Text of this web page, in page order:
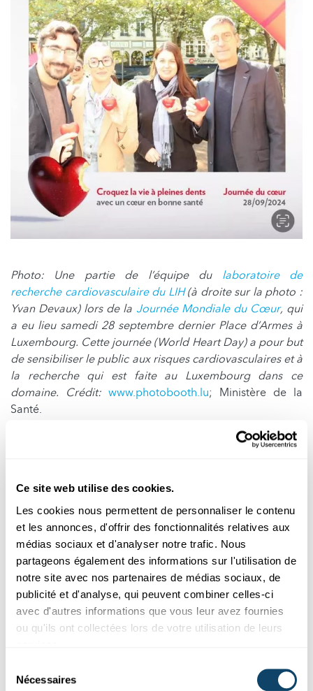
Ce site web utilise des cookies.
Les cookies nous permettent de personnaliser le contenu
et les annonces, d'offrir des fonctionnalités relatives aux
médias sociaux et d'analyser notre trafic. Nous
partageons également des informations sur l'utilisation de
notre site avec nos partenaires de médias sociaux, de
publicité et d'analyse, qui peuvent combiner celles-ci
avec d'autres informations que vous leur avez fournies
ou qu'ils ont collectées lors de votre utilisation de leurs
Nécessaires
Photo: Une partie de l’équipe du laboratoire de
recherche cardiovasculaire du LIH(à droite sur la photo :
Yvan Devaux) lors de la Journée Mondiale du Cœur, qui
a eu lieu samedi 28 septembre dernier Place d’Armes à
Luxembourg. Cette journée (World Heart Day) a pour but
de sensibiliser le public aux risques cardiovasculaires et à
la recherche qui est faite au Luxembourg dans ce
domaine. Crédit: www.photobooth.lu; Ministère de la
Santé.
En quoi votre recherche participe-
micro-ARN ?
Yvan Devaux :
« Le LIH s’intéresse de très près à la
recherche sur les maladies inflammatoires et
neurodégénératives comme la maladie de Parkinson. Le
but est d’identifier les micro-ARN impliqués. Je suis
justement en pleine préparation d’une présentation sur
un micro-ARN bien particulier, appelé microARN-124, qui
permettrait d’améliorer le pronostic post arrêt cardiaque.
En collaboration avec l’unité de soins intensifs du CHL,
grandes quantités par le cerveau en cas d’atteinte